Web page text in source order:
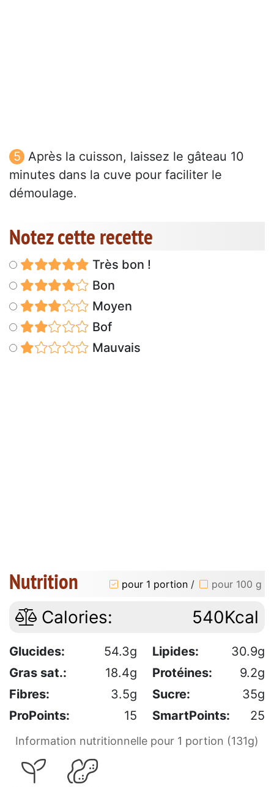
Après la cuisson, laissez le gâteau 10
minutes dans la cuve pour faciliter le
démoulage.
Notez cette recette
Très bon !
Bon
Moyen
Bof
Mauvais
Nutrition pour 1 portion / pour 100 g
Calories: 540Kcal
Glucides: 54.3g Lipides:
30.9g
Gras sat.:
18.4g Protéines:
9.2g
Fibres:
3.5g Sucre:
35g
ProPoints:
15 SmartPoints: 25
Information nutritionnelle pour 1 portion (131g)